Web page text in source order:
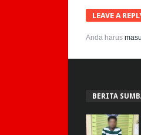
LEAVE A
Anda harus
BERITA